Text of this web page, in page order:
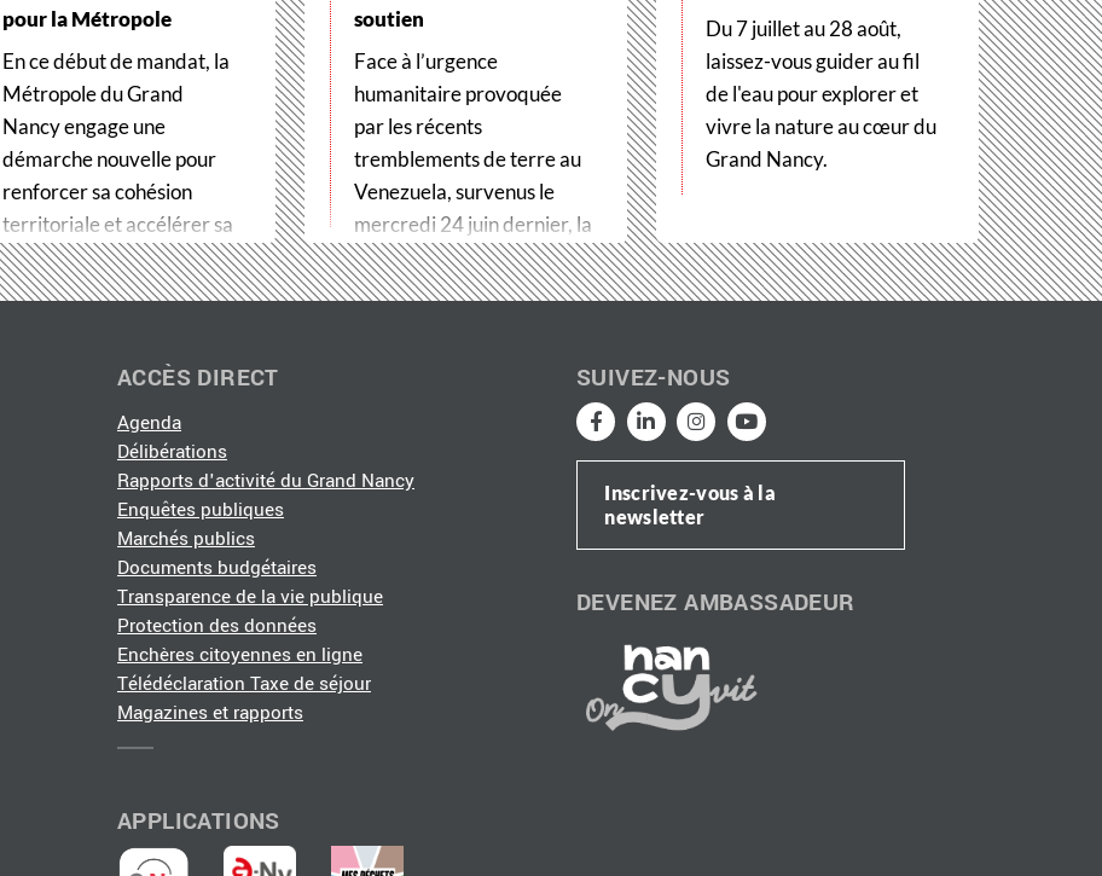
pour la Métropole
En ce début de mandat, la
Métropole du Grand
Nancy engage une
démarche nouvelle pour
renforcer sa cohésion
territoriale et accélérer sa
transformation…
soutien
Face à l’urgence
humanitaire provoquée
par les récents
tremblements de terre au
Venezuela, survenus le
mercredi 24 juin dernier, la
Métropole du Grand…
Du 7 juillet au 28 août,
laissez-vous guider au fil
de l'eau pour explorer et
vivre la nature au cœur du
Grand Nancy.
ACCÈS DIRECT
Agenda
Délibérations
Rapports d'activité du Grand Nancy
Enquêtes publiques
Marchés publics
Documents budgétaires
Transparence de la vie publique
Protection des données
Enchères citoyennes en ligne
Télédéclaration Taxe de séjour
Magazines et rapports
APPLICATIONS
SUIVEZ-NOUS
Inscrivez-vous à la
newsletter
DEVENEZ AMBASSADEUR